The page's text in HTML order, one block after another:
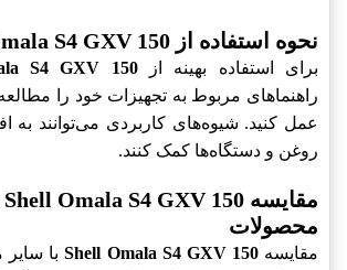
نحوه استفاده از Shell Omala S4 GXV 150
برای استفاده بهینه ازS4 GXV 150
راهنماهای مربوط به تجهیزات خود را
عمل کنید. شیوه‌های کاربردی می‌توانند به
روغن و دستگاه‌ها کمک کنند.
محصولات
مقایسهShell Omala S4 GXV 150با